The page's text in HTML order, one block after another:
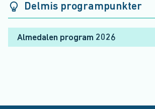
Delmis programpunkter
Almedalen program 2026